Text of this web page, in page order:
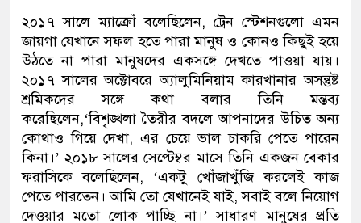
২০১৭ সালে ম্যাক্রোঁ বলেছিলেন, ট্রেন স্টেশনগুলো এমন
জায়গা যেখানে সফল হতে পারা মানুষ ও কোনও কিছুই হয়ে
উঠতে না পারা মানুষদের একসঙ্গে দেখতে পাওয়া যায়।
২০১৭ সালের অক্টোবরে অ্যালুমিনিয়াম কারখানার অসন্তুষ্ট
শ্রমিকদের সঙ্গে কথা বলার তিনি মন্তব্য
করেছিলেন,‘বিশৃঙ্খলা তৈরীর বদলে আপনাদের উচিত অন্য
কোথাও গিয়ে দেখা, এর চেয়ে ভাল চাকরি পেতে পারেন
কিনা।’ ২০১৮ সালের সেপ্টেম্বর মাসে তিনি একজন বেকার
ফরাসিকে বলেছিলেন, ‘একটু খোঁজাখুঁজি করলেই কাজ
পেতে পারতেন। আমি তো যেখানেই যাই, সবাই বলে নিয়োগ
দেওয়ার মতো লোক পাচ্ছি না।’ সাধারণ মানুষের প্রতি